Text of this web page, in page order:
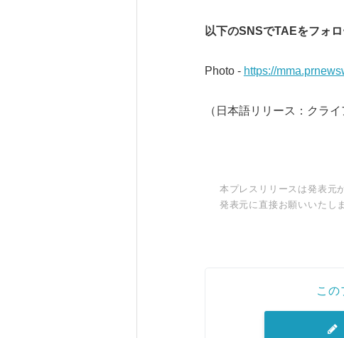
以下のSNSでTAEをフォロ
Photo - https://
（日本語リリース：クライ
本プレスリリースは発表元
発表元に直接お願いいたし
この